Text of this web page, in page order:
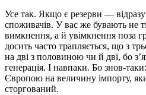
Усе так. Якщо є резерви —
споживачів. У вас же бувають не
вимкнення, а й увімкнення поза
досить часто трапляється, що з
на дві з половиною чи й дві, бо
генерація. І навпаки. Бо знов-
Європою на величину імпорту,
сторгований.